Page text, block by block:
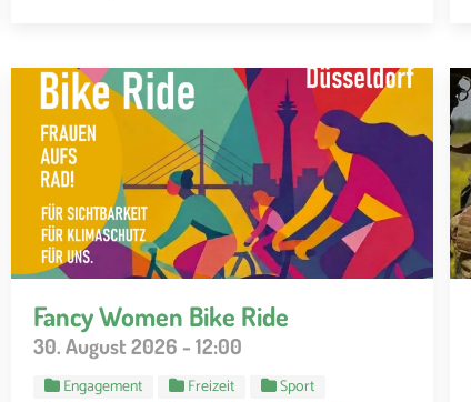
Fancy Women Bike Ride
30. August 2026 - 12:00
Engagement Freizeit
Sport